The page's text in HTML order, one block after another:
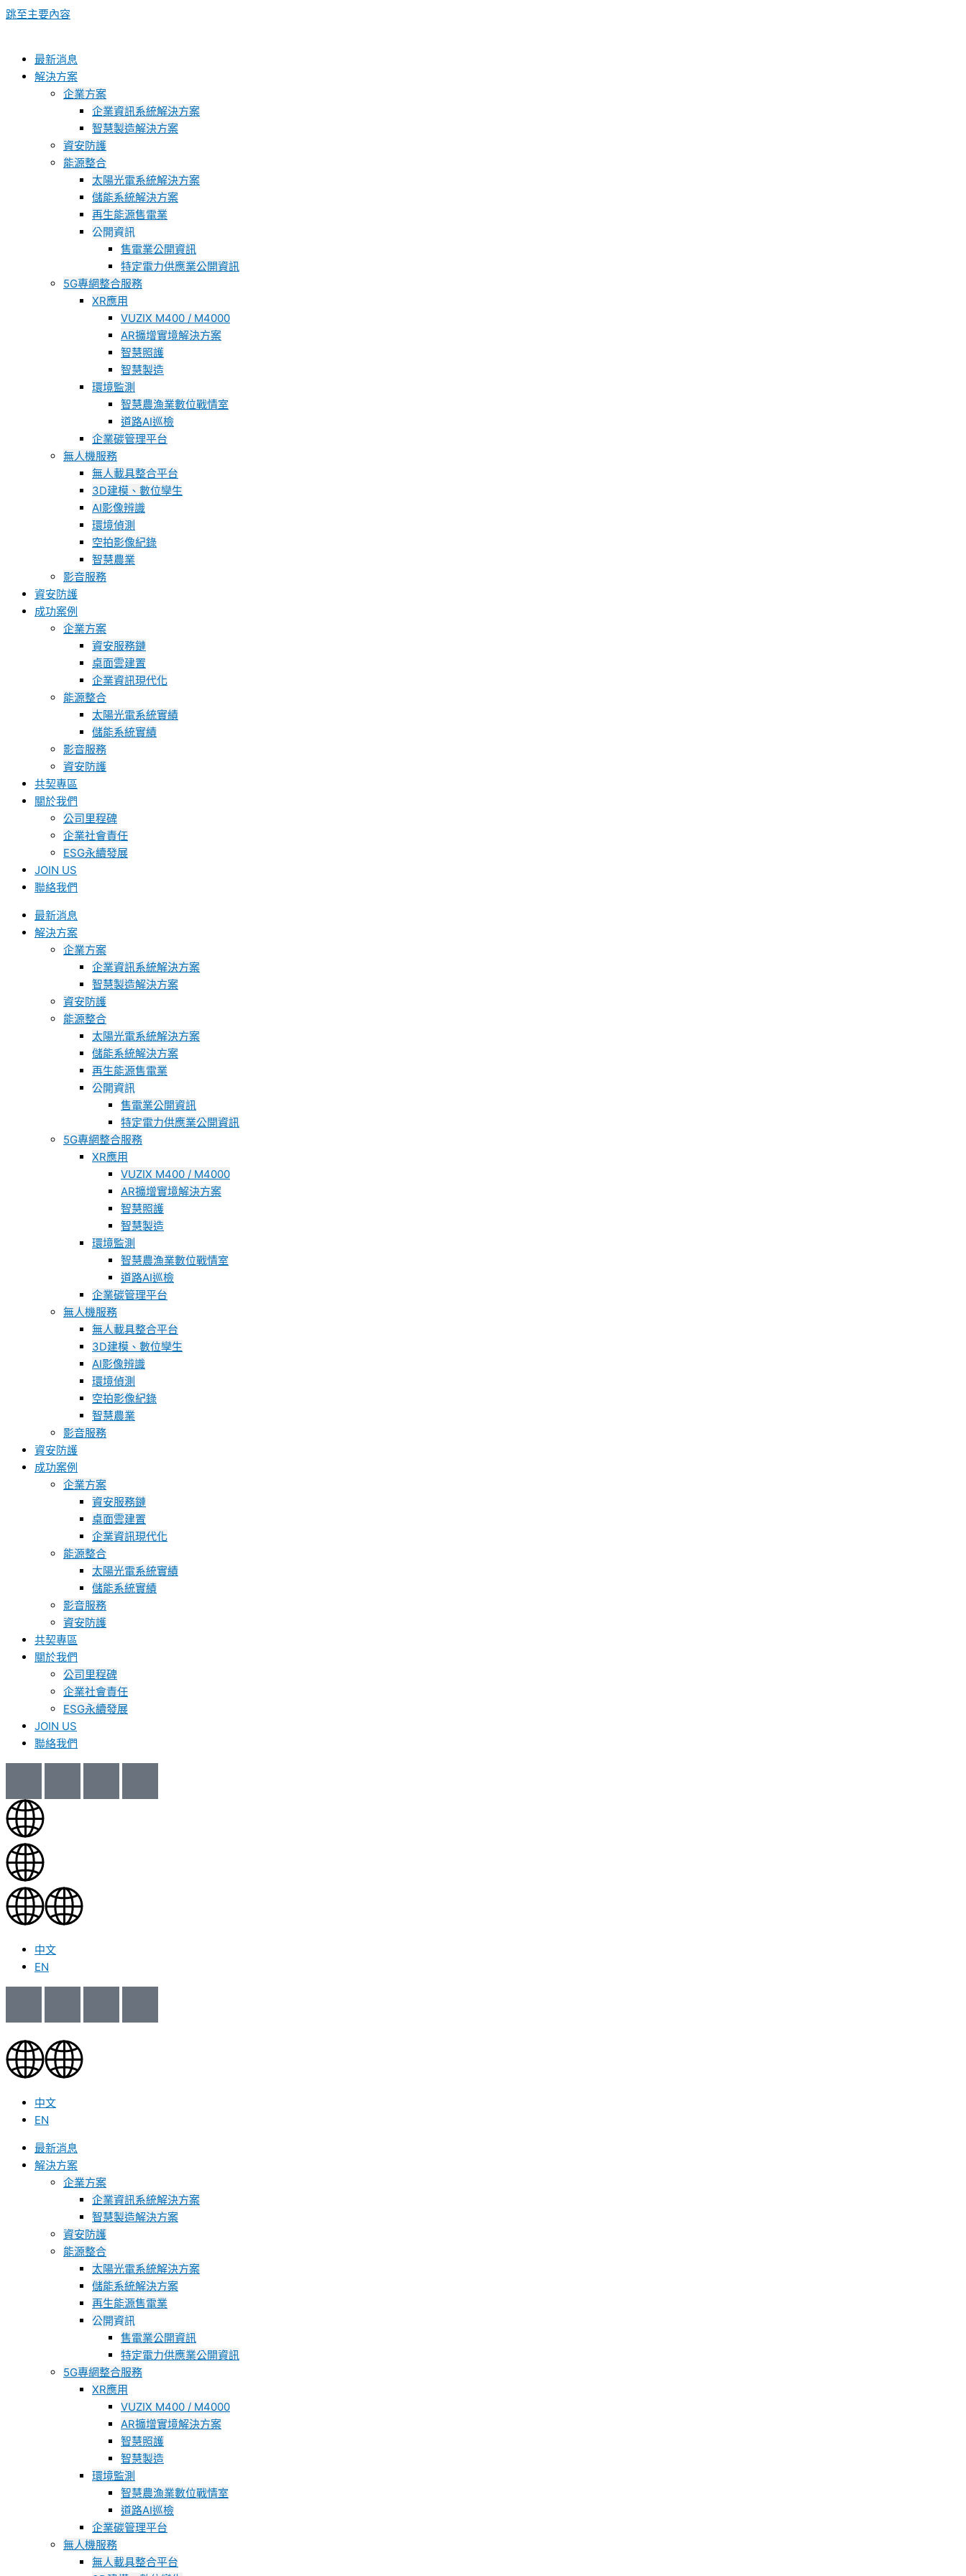
跳至主要內容
最新消息
解決方案
企業方案
企業資訊系統解決方案
智慧製造解決方案
資安防護
能源整合
太陽光電系統解決方案
儲能系統解決方案
再生能源售電業
公開資訊
售電業公開資訊
特定電力供應業公開資訊
5G專網整合服務
XR應用
VUZIX M400 / M4000
AR擴增實境解決方案
智慧照護
智慧製造
環境監測
智慧農漁業數位戰情室
道路AI巡檢
企業碳管理平台
無人機服務
無人載具整合平台
3D建模、數位孿生
AI影像辨識
環境偵測
空拍影像紀錄
智慧農業
影音服務
資安防護
成功案例
企業方案
資安服務鏈
桌面雲建置
企業資訊現代化
能源整合
太陽光電系統實績
儲能系統實績
影音服務
資安防護
共契專區
關於我們
公司里程碑
企業社會責任
ESG永續發展
JOIN US
聯絡我們
最新消息
解決方案
企業方案
企業資訊系統解決方案
智慧製造解決方案
資安防護
能源整合
太陽光電系統解決方案
儲能系統解決方案
再生能源售電業
公開資訊
售電業公開資訊
特定電力供應業公開資訊
5G專網整合服務
XR應用
VUZIX M400 / M4000
AR擴增實境解決方案
智慧照護
智慧製造
環境監測
智慧農漁業數位戰情室
道路AI巡檢
企業碳管理平台
無人機服務
無人載具整合平台
3D建模、數位孿生
AI影像辨識
環境偵測
空拍影像紀錄
智慧農業
影音服務
資安防護
成功案例
企業方案
資安服務鏈
桌面雲建置
企業資訊現代化
能源整合
太陽光電系統實績
儲能系統實績
影音服務
資安防護
共契專區
關於我們
公司里程碑
企業社會責任
ESG永續發展
JOIN US
聯絡我們
中文
EN
中文
EN
最新消息
解決方案
企業方案
企業資訊系統解決方案
智慧製造解決方案
資安防護
能源整合
太陽光電系統解決方案
儲能系統解決方案
再生能源售電業
公開資訊
售電業公開資訊
特定電力供應業公開資訊
5G專網整合服務
XR應用
VUZIX M400 / M4000
AR擴增實境解決方案
智慧照護
智慧製造
環境監測
智慧農漁業數位戰情室
道路AI巡檢
企業碳管理平台
無人機服務
無人載具整合平台